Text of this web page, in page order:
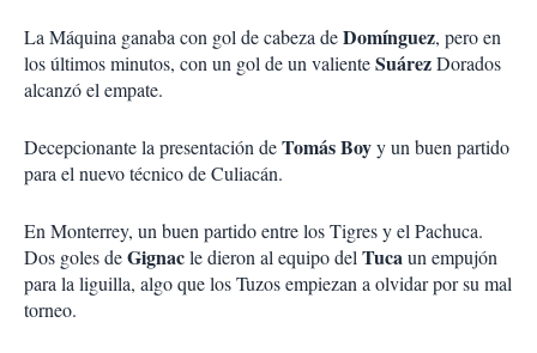
La Máquina ganaba con gol de cabeza deDomínguez, pero en
los últimos minutos, con un gol de un valienteSuárezDorados
alcanzó el empate.
Decepcionante la presentación deTomás Boyy un buen partido
para el nuevo técnico de Culiacán.
En Monterrey, un buen partido entre los Tigres y el Pachuca.
Dos goles deGignacle dieron al equipo del Tucaun empujón
para la liguilla, algo que los Tuzos empiezan a olvidar por su mal
torneo.